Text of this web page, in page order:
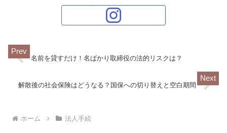
名前を貸すだけ！名ばかり取締役の法的リスクは？
解散後の社会保険はどうなる？国保への切り替えと空白期間
ホーム 法人手続